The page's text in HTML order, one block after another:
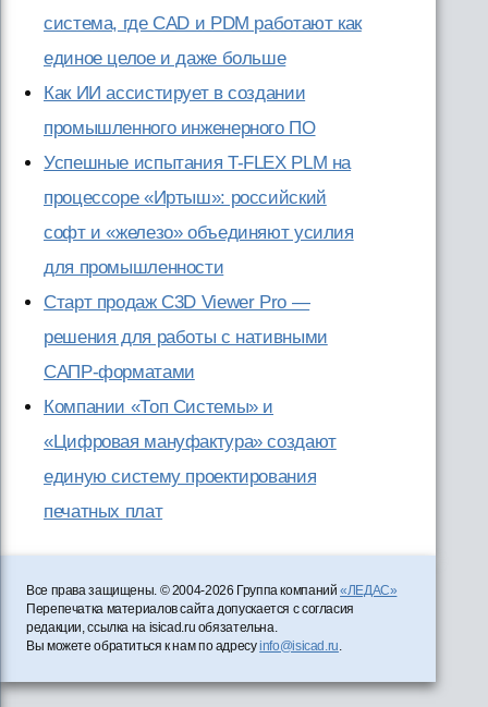
система, где CAD и PDM работают как
единое целое и даже больше
Как ИИ ассистирует в создании
промышленного инженерного ПО
Успешные испытания T-FLEX PLM на
процессоре «Иртыш»: российский
софт и «железо» объединяют усилия
для промышленности
Старт продаж C3D Viewer Pro —
решения для работы с нативными
САПР-форматами
Компании «Топ Системы» и
«Цифровая мануфактура» создают
единую систему проектирования
печатных плат
Все права защищены. © 2004-2026 Группа компаний«ЛЕДАС»
Перепечатка материалов сайта допускается с согласия
редакции, ссылка на isicad.ru обязательна.
Вы можете обратиться к нам по адресуinfo@isicad.ru.